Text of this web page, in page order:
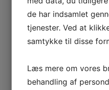
Navn
Comments
Dette felt er til validering
de har indsamlet
tjenester. Ved at
samtykke til disse
Læs mere om vores
behandling af